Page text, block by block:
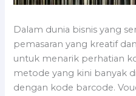
Dalam dunia bisnis yang
pemasaran yang kreatif
untuk menarik perhatian
metode yang kini banyak
dengan kode barcode.